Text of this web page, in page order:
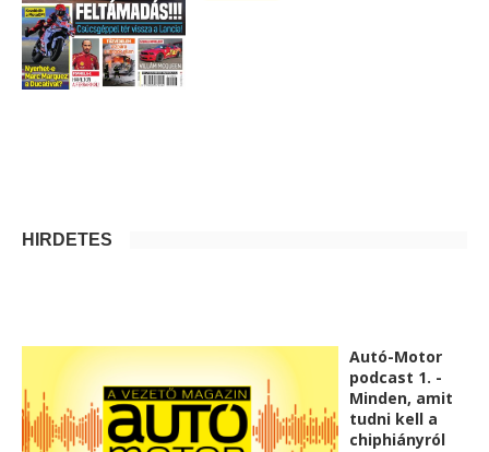
HIRDETÉS
Autó-Motor
podcast 1. -
Minden, amit
tudni kell a
chiphiányról